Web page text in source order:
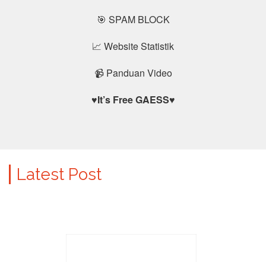
🎯 SPAM BLOCK
📈 Website Statistik
📹 Panduan Video
♥It’s Free GAESS♥
Latest Post